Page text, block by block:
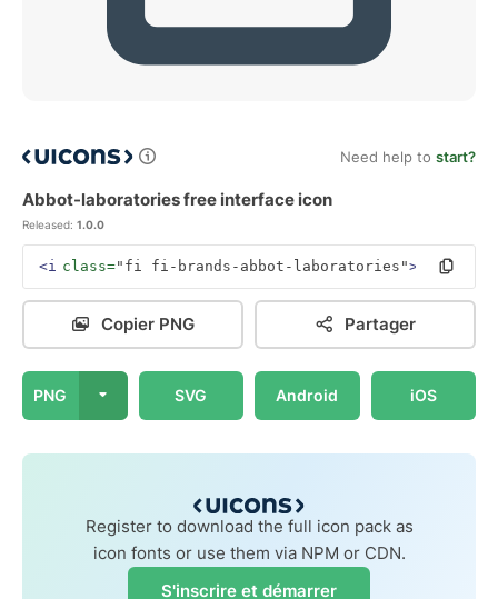
Need help to start?
Abbot-laboratories free interface icon
Released: 1.0.0
<i class="fi fi-brands-abbot-laboratories"></i>
Copier PNG Partager
PNG SVG Android iOS
Register to download the full icon pack as
icon fonts or use them via NPM or CDN.
S'inscrire et démarrer